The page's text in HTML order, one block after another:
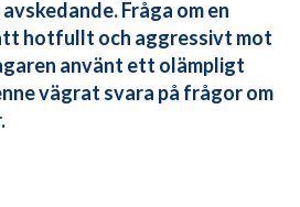
Fråga om en
hotfullt och aggressivt mot
använt ett olämpligt
vägrat svara på frågor om